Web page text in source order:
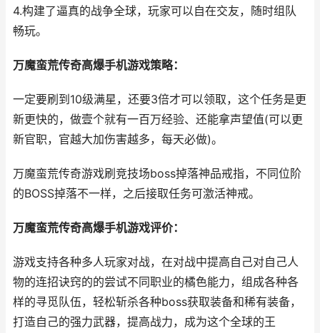
4.构建了逼真的战争全球，玩家可以自在交友，随时组队
畅玩。
万魔蛮荒传奇高爆手机游戏策略：
一定要刷到10级满星，还要3倍才可以领取，这个任务是更
新更快的，做壹个就有一百万经验、还能拿声望值(可以更
新官职，官越大加伤害越多，每天必做)。
万魔蛮荒传奇游戏刷竞技场boss掉落神品戒指，不同位阶
的BOSS掉落不一样，之后接取任务可激活神戒。
万魔蛮荒传奇高爆手机游戏评价：
游戏支持各种多人玩家对战，在对战中提高自己对自己人
物的连招诀窍的的尝试不同职业的橘色能力，组成各种各
样的寻觅队伍，轻松斩杀各种boss获取装备和稀有装备，
打造自己的强力武器，提高战力，成为这个全球的王